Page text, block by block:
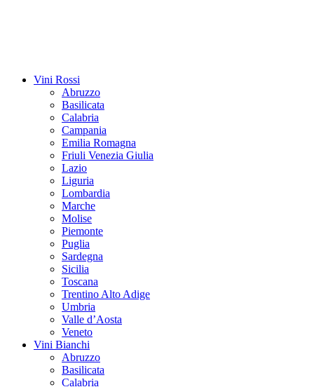
Vini Rossi
Abruzzo
Basilicata
Calabria
Campania
Emilia Romagna
Friuli Venezia Giulia
Lazio
Liguria
Lombardia
Marche
Molise
Piemonte
Puglia
Sardegna
Sicilia
Toscana
Trentino Alto Adige
Umbria
Valle d’Aosta
Veneto
Vini Bianchi
Abruzzo
Basilicata
Calabria